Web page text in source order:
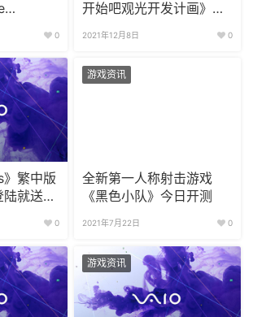
0
开始吧观光开发计画》
2021年12月8日 0
》繁中版
就送福
0
游戏资讯
全新第一人称射击游戏
《黑色小队》今日开测
2021年7月22日 0
游戏资讯